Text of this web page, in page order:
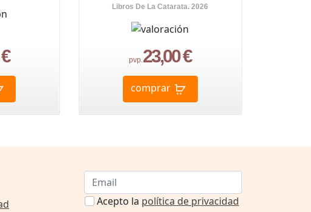
Libros De La Catarata. 2026
pvp.23,00 €
comprar
Acepto la política de privacidad